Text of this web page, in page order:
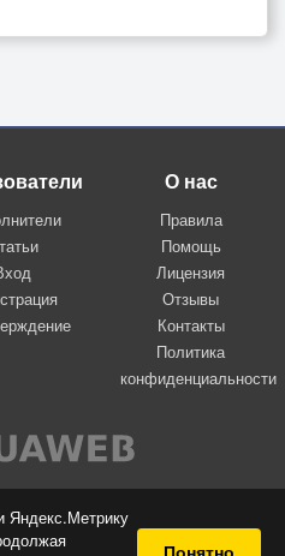
Понятно
О нас
Правила
Помощь
Лицензия
Отзывы
Контакты
Политика
конфиденциальности
Я-пою